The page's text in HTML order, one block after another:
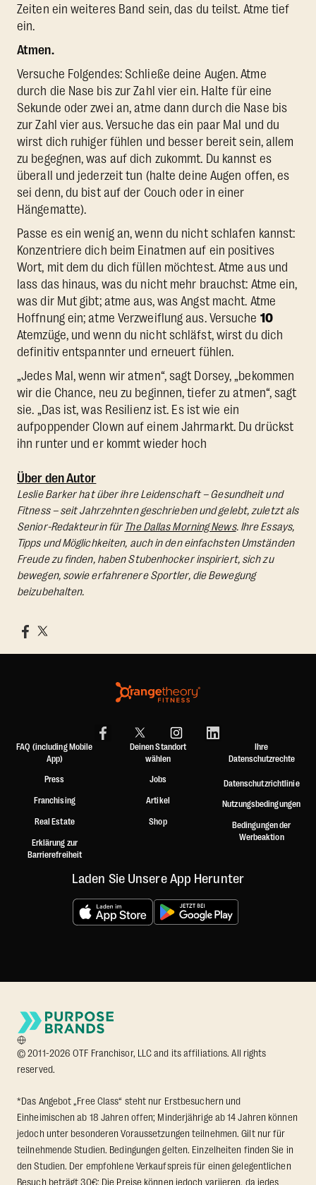
Zeiten ein weiteres Band sein, das du teilst. Atme tief
ein.
Atmen.
Versuche Folgendes: Schließe deine Augen. Atme
durch die Nase bis zur Zahl vier ein. Halte für eine
Sekunde oder zwei an, atme dann durch die Nase bis
zur Zahl vier aus. Versuche das ein paar Mal und du
wirst dich ruhiger fühlen und besser bereit sein, allem
zu begegnen, was auf dich zukommt. Du kannst es
überall und jederzeit tun (halte deine Augen offen, es
sei denn, du bist auf der Couch oder in einer
Hängematte).
Passe es ein wenig an, wenn du nicht schlafen kannst:
Konzentriere dich beim Einatmen auf ein positives
Wort, mit dem du dich füllen möchtest. Atme aus und
lass das hinaus, was du nicht mehr brauchst: Atme ein,
was dir Mut gibt; atme aus, was Angst macht. Atme
Hoffnung ein; atme Verzweiflung aus. Versuche 10
Atemzüge, und wenn du nicht schläfst, wirst du dich
definitiv entspannter und erneuert fühlen.
„Jedes Mal, wenn wir atmen“, sagt Dorsey, „bekommen
wir die Chance, neu zu beginnen, tiefer zu atmen“, sagt
sie. „Das ist, was Resilienz ist. Es ist wie ein
aufpoppender Clown auf einem Jahrmarkt. Du drückst
ihn runter und er kommt wieder hoch
Über den Autor
Leslie Barker hat über ihre Leidenschaft – Gesundheit und
Fitness – seit Jahrzehnten geschrieben und gelebt, zuletzt als
Senior-Redakteurin für The Dallas Morning News. Ihre Essays,
Tipps und Möglichkeiten, auch in den einfachsten Umständen
Freude zu finden, haben Stubenhocker inspiriert, sich zu
bewegen, sowie erfahrenere Sportler, die Bewegung
beizubehalten.
FAQ (including Mobile
App)
Press
Franchising
Real Estate
Erklärung zur
Barrierefreiheit
Deinen Standort
wählen
Jobs
Artikel
Shop
Ihre
Datenschutzrechte
Datenschutzrichtlinie
Nutzungsbedingungen
Bedingungen der
Werbeaktion
Laden Sie Unsere App Herunter
© 2011-2026 OTF Franchisor, LLC and its affiliations. All rights
reserved.
*Das Angebot „Free Class“ steht nur Erstbesuchern und
Einheimischen ab 18 Jahren offen; Minderjährige ab 14 Jahren können
jedoch unter besonderen Voraussetzungen teilnehmen. Gilt nur für
teilnehmende Studien. Bedingungen gelten. Einzelheiten finden Sie in
den Studien. Der empfohlene Verkaufspreis für einen gelegentlichen
Besuch beträgt 30€; Die Preise können jedoch variieren, da jedes